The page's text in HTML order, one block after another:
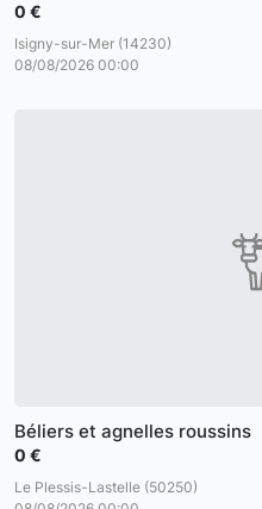
0 €
Isigny-sur-Mer (14230)
08/08/2026 00:00
Béliers et agnelles roussins
0 €
Le Plessis-Lastelle (50250)